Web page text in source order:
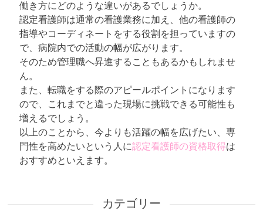
働き方にどのような違いがあるでしょうか。
認定看護師は通常の看護業務に加え、他の看護師の
指導やコーディネートをする役割を担っていますの
で、病院内での活動の幅が広がります。
そのため管理職へ昇進することもあるかもしれませ
ん。
また、転職をする際のアピールポイントになります
ので、これまでと違った現場に挑戦できる可能性も
増えるでしょう。
以上のことから、今よりも活躍の幅を広げたい、専
門性を高めたいという人に認定看護師の資格取得は
おすすめといえます。
カテゴリー